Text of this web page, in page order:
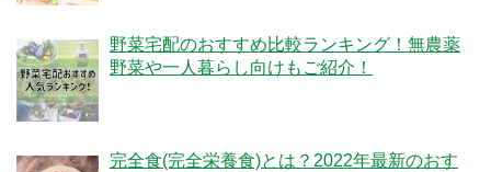
野菜宅配のおすすめ比較ランキング！無農薬
野菜や一人暮らし向けもご紹介！
完全食(完全栄養食)とは？2022年最新のおす